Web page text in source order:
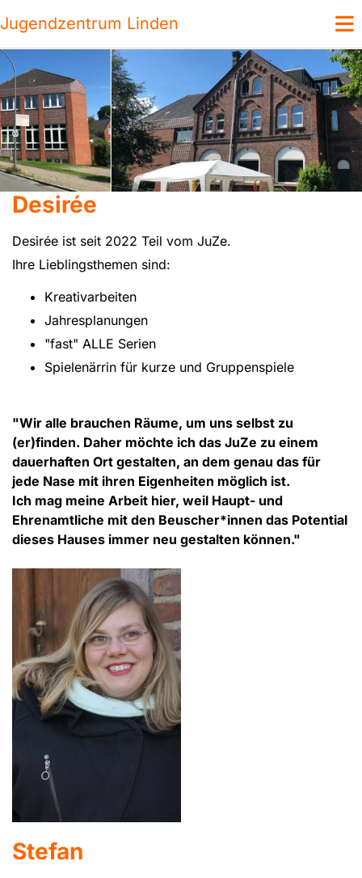
Jugendzentrum Linden
Desirée
Desirée ist seit 2022 Teil vom JuZe.
Ihre Lieblingsthemen sind:
Kreativarbeiten
Jahresplanungen
"fast" ALLE Serien
Spielenärrin für kurze und Gruppenspiele
"Wir alle brauchen Räume, um uns selbst zu
(er)finden. Daher möchte ich das JuZe zu einem
dauerhaften Ort gestalten, an dem genau das für
jede Nase mit ihren Eigenheiten möglich ist.
Ich mag meine Arbeit hier, weil Haupt- und
Ehrenamtliche mit den Beuscher*innen das Potential
dieses Hauses immer neu gestalten können."
Stefan